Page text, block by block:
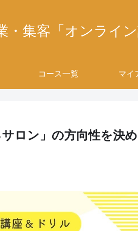
・集客「オンライン
コース一覧 マイ
ロン」の方向性を決め